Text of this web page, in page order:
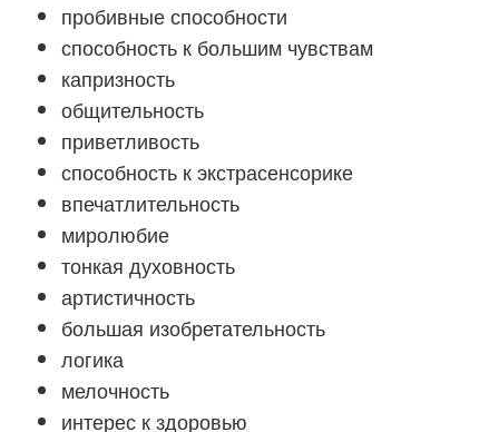
пробивные способности
способность к большим чувствам
капризность
общительность
приветливость
способность к экстрасенсорике
впечатлительность
миролюбие
тонкая духовность
артистичность
большая изобретательность
логика
мелочность
интерес к здоровью